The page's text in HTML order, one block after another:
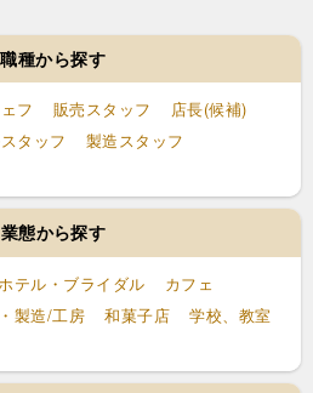
職種から探す
フ 販売スタッフ
店長(候補)
タッフ
製造スタッフ
業態から探す
テル・ブライダル
カフェ
製造/工房 和菓子店
学校、教室